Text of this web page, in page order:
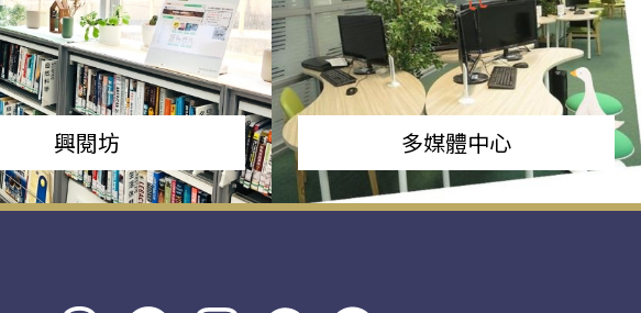
興閱坊 多媒體中心